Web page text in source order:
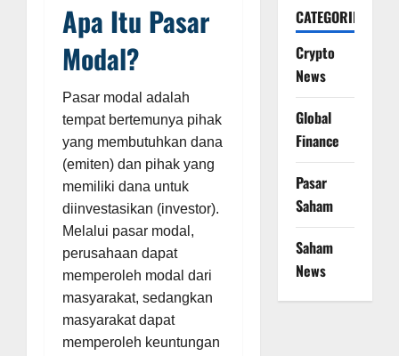
Apa Itu Pasar
Modal?
Pasar modal adalah
tempat bertemunya pihak
yang membutuhkan dana
(emiten) dan pihak yang
memiliki dana untuk
diinvestasikan (investor).
Melalui pasar modal,
perusahaan dapat
memperoleh modal dari
masyarakat, sedangkan
masyarakat dapat
memperoleh keuntungan
CATEGORIES
Crypto
News
Global
Finance
Pasar
Saham
Saham
News